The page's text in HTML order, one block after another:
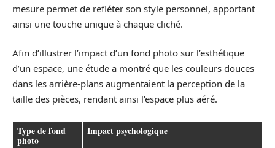
mesure permet de refléter son style personnel, apportant
ainsi une touche unique à chaque cliché.
Afin d’illustrer l’impact d’un fond photo sur l’esthétique
d’un espace, une étude a montré que les couleurs douces
dans les arrière-plans augmentaient la perception de la
taille des pièces, rendant ainsi l’espace plus aéré.
Type de fond
photo
Impact psychologique